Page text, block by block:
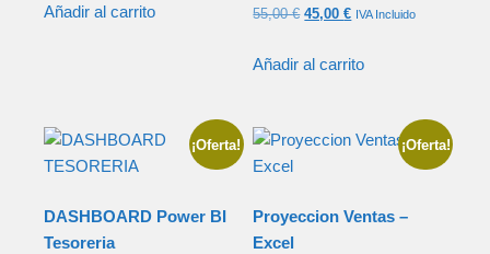
Añadir al carrito 55,00€ 45,00€ IVA Incluido
Añadir al carrito
¡Oferta!
DASHBOARD Power BI
Tesoreria
¡Oferta!
Proyeccion Ventas –
Excel